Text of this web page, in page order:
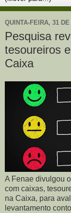
QUINTA-FEIRA, 31
Pesquisa
tesoureiros
Caixa
A Fenae divulgou
com caixas,
na Caixa, para
levantamento